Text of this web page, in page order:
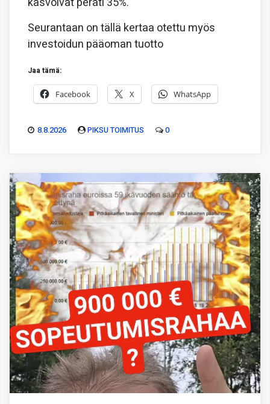
Seurantaan on tällä kertaa otettu myös
investoidun pääoman tuotto
Jaa tämä:
Facebook X WhatsApp
8.8.2026 PIKSU TOIMITUS 0